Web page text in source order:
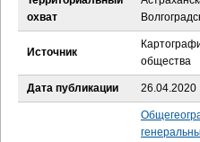
охват
Источник
общества
Дата публикации 26.04.2020